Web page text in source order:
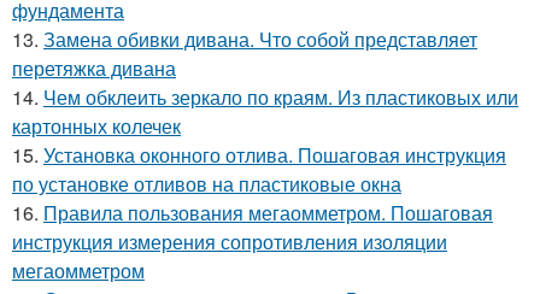
фундамента
13. Замена обивки дивана. Что собой представляет
перетяжка дивана
14. Чем обклеить зеркало по краям. Из пластиковых или
картонных колечек
15. Установка оконного отлива. Пошаговая инструкция
по установке отливов на пластиковые окна
16. Правила пользования мегаомметром. Пошаговая
инструкция измерения сопротивления изоляции
мегаомметром